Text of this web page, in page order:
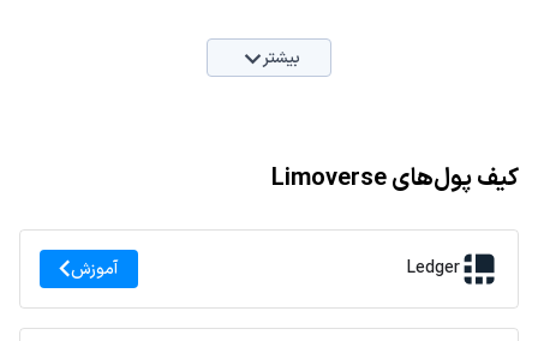
بیشتر
کیف پول‌های Limoverse
Ledger آموزش